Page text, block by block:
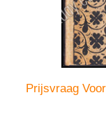
Prijsvraag